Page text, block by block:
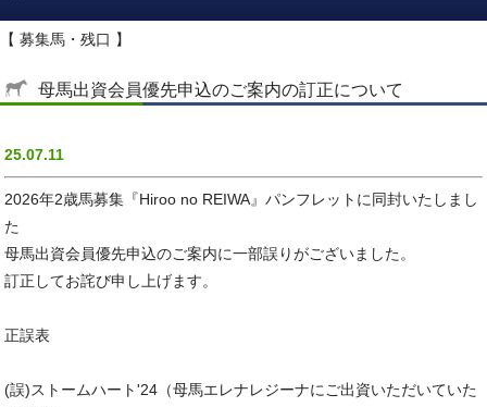
【 募集馬・残口 】
母馬出資会員優先申込のご案内の訂正について
25.07.11
2026年2歳馬募集『Hiroo no REIWA』パンフレットに同封いたしまし
た
母馬出資会員優先申込のご案内に一部誤りがございました。
訂正してお詫び申し上げます。
正誤表
(誤)ストームハート'24（母馬エレナレジーナにご出資いただいていた